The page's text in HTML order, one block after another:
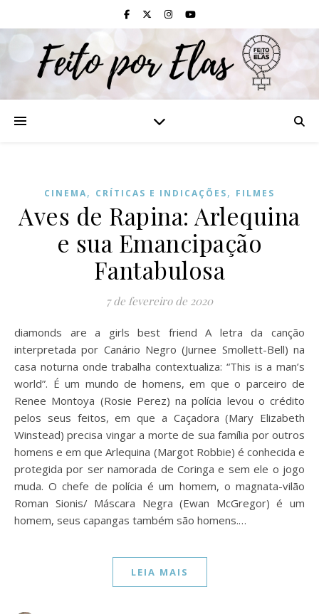
CINEMA, CRÍTICAS E INDICAÇÕES, FILMES
Aves de Rapina: Arlequina
e sua Emancipação
Fantabulosa
7 de fevereiro de 2020
diamonds are a girls best friend A letra da canção
interpretada por Canário Negro (Jurnee Smollett-Bell) na
casa noturna onde trabalha contextualiza: “This is a man’s
world”. É um mundo de homens, em que o parceiro de
Renee Montoya (Rosie Perez) na polícia levou o crédito
pelos seus feitos, em que a Caçadora (Mary Elizabeth
Winstead) precisa vingar a morte de sua família por outros
homens e em que Arlequina (Margot Robbie) é conhecida e
protegida por ser namorada de Coringa e sem ele o jogo
muda. O chefe de polícia é um homem, o magnata-vilão
Roman Sionis/ Máscara Negra (Ewan McGregor) é um
homem, seus capangas também são homens.…
LEIA MAIS